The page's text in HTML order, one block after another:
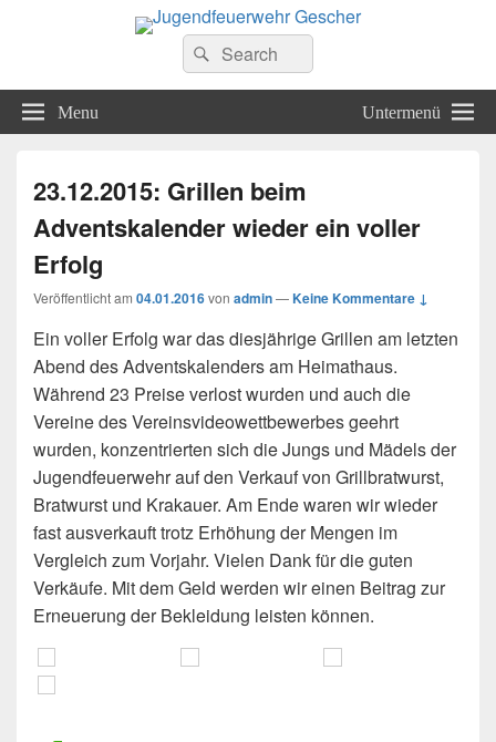
Jugendfeuerwehr Gescher
Finde Deine Stärken – Mit UnsSearch
for:
Suche
Menu Untermenü
23.12.2015: Grillen beim
Adventskalender wieder ein voller
Erfolg
Veröffentlicht am 04.01.2016von admin—Keine Kommentare ↓
Ein voller Erfolg war das diesjährige Grillen am letzten
Abend des Adventskalenders am Heimathaus.
Während 23 Preise verlost wurden und auch die
Vereine des Vereinsvideowettbewerbes geehrt
wurden, konzentrierten sich die Jungs und Mädels der
Jugendfeuerwehr auf den Verkauf von Grillbratwurst,
Bratwurst und Krakauer. Am Ende waren wir wieder
fast ausverkauft trotz Erhöhung der Mengen im
Vergleich zum Vorjahr. Vielen Dank für die guten
Verkäufe. Mit dem Geld werden wir einen Beitrag zur
Erneuerung der Bekleidung leisten können.